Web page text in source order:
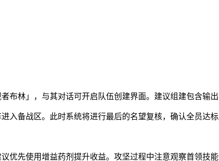
布林」，与其对话可开启队伍创建界面。建议组建包含输
入备战区。此时系统将进行最后的名望复核，确认全员达
优先使用增益药剂提升收益。攻坚过程中注意观察首领